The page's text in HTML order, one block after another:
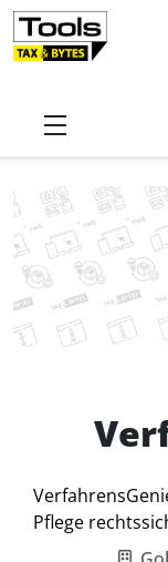
Startseite
Pflege